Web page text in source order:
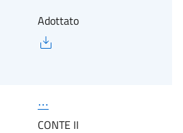
Adottato
⋯
CONTE II